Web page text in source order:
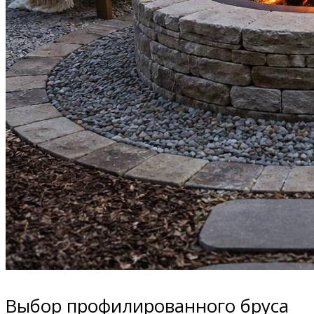
Выбор профилированного бруса